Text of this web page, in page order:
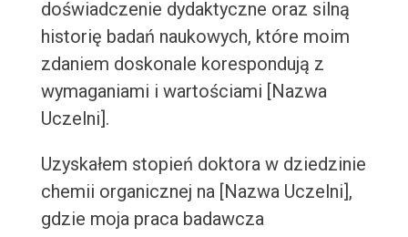
doświadczenie dydaktyczne oraz silną
historię badań naukowych, które moim
zdaniem doskonale korespondują z
wymaganiami i wartościami [Nazwa
Uczelni].
Uzyskałem stopień doktora w dziedzinie
chemii organicznej na [Nazwa Uczelni],
gdzie moja praca badawcza